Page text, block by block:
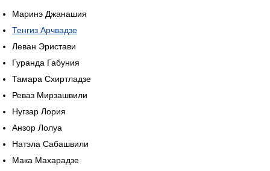
Маринэ Джанашия
Тенгиз Арчвадзе
Леван Эристави
Гуранда Габуния
Тамара Схиртладзе
Реваз Мирзашвили
Нугзар Лория
Анзор Лолуа
Натэла Сабашвили
Мака Махарадзе